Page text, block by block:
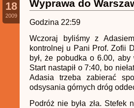
18
2009
Wyprawa do
Godzina 22:59
Wczoraj byliśmy z
kontrolnej u Pani Prof. Zofii
był, że pobudka o 6.00,
Start nastapił o 7:40, bo
Adasia trzeba zabierać
odsysania górnych dróg
Podróż nie była zła. Stefek